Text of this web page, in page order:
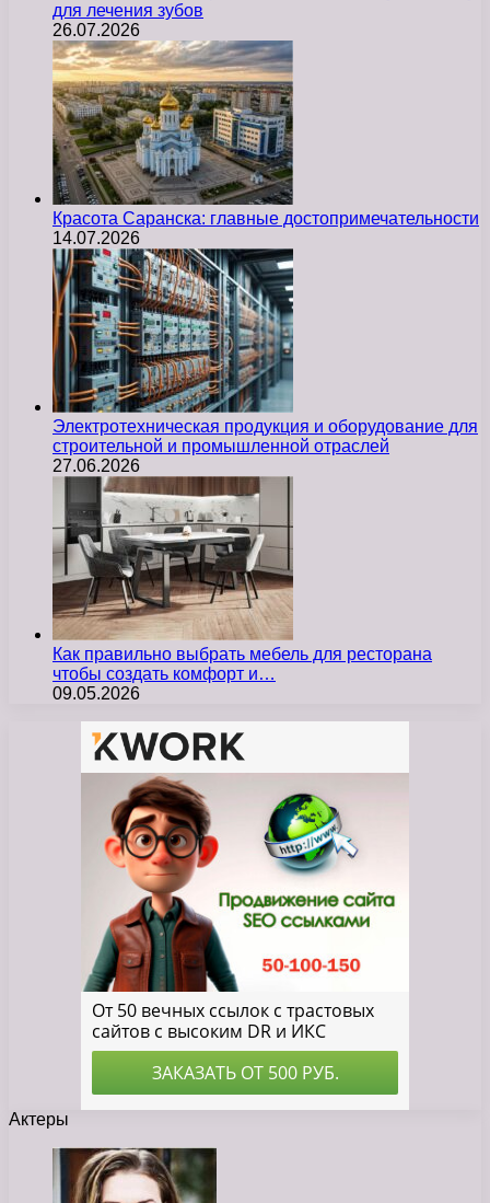
для лечения зубов
26.07.2026
Красота Саранска: главные достопримечательности
14.07.2026
Электротехническая продукция и оборудование для
строительной и промышленной отраслей
27.06.2026
Как правильно выбрать мебель для ресторана
чтобы создать комфорт и…
09.05.2026
Актеры